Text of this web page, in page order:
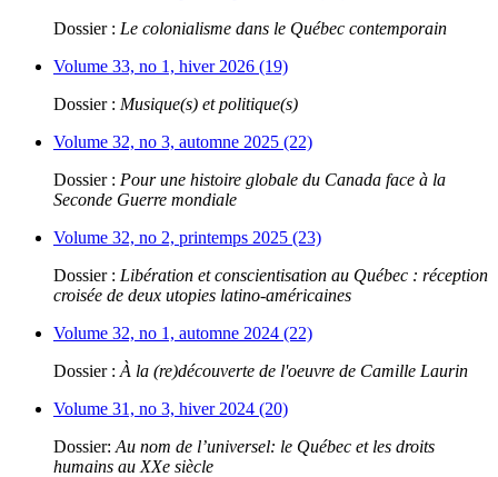
Dossier : Le colonialisme dans le Québec contemporain
Volume 33, no 1, hiver 2026 (19)
Dossier : Musique(s) et politique(s)
Volume 32, no 3, automne 2025 (22)
Dossier : Pour une histoire globale du Canada face à la
Seconde Guerre mondiale
Volume 32, no 2, printemps 2025 (23)
Dossier : Libération et conscientisation au Québec : réception
croisée de deux utopies latino-américaines
Volume 32, no 1, automne 2024 (22)
Dossier : À la (re)découverte de l'oeuvre de Camille Laurin
Volume 31, no 3, hiver 2024 (20)
Dossier: Au nom de l’universel: le Québec et les droits
humains au XXe siècle